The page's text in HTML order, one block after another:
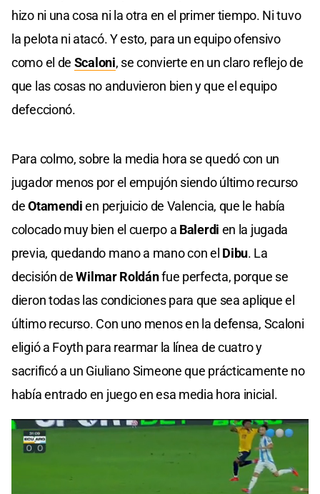
hizo ni una cosa ni la otra en el primer tiempo. Ni tuvo
la pelota ni atacó. Y esto, para un equipo ofensivo
como el de Scaloni, se convierte en un claro reflejo de
que las cosas no anduvieron bien y que el equipo
defeccionó.
Para colmo, sobre la media hora se quedó con un
jugador menos por el empujón siendo último recurso
deOtamendien perjuicio de Valencia, que le había
colocado muy bien el cuerpo a Balerdi en la jugada
previa, quedando mano a mano con el Dibu. La
decisión deWilmar Roldánfue perfecta, porque se
dieron todas las condiciones para que sea aplique el
último recurso. Con uno menos en la defensa, Scaloni
eligió a Foyth para rearmar la línea de cuatro y
sacrificó a un Giuliano Simeone que prácticamente no
había entrado en juego en esa media hora inicial.